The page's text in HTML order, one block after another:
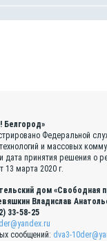
Белгород»
Федеральной
и массовых
дата принятия решения о
13 марта 2020 г.
дом «Свободная
Владислав
33-58-25
сообщений: dva3-